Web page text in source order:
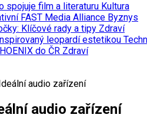
spojuje film a literaturu Kultura
FAST Media Alliance Byznys
Klíčové rady a tipy Zdraví
leopardí estetikou
do ČR Zdraví
audio zařízení
audio zařízení